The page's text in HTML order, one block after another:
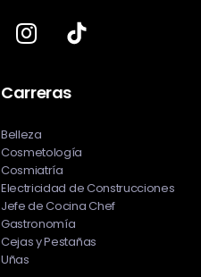
Carreras
Belleza
Cosmetología
Cosmiatría
Electricidad de Construcciones
Jefe de Cocina Chef
Gastronomía
Cejas y Pestañas
Uñas